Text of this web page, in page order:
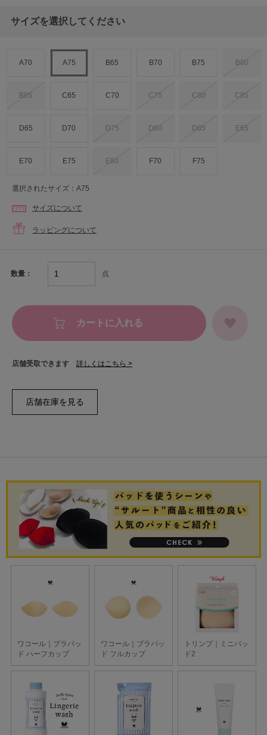
サイズを選択してください
A70 A75 B65 B70 B75 B80
B85 C65 C70 C75 C80 C85
D65 D70 D75 D80 D85 E65
E70 E75 E80 F70 F75
選択されたサイズ：A75
サイズについて
ラッピングについて
数量： 点
カートに入れる
店舗受取できます 詳しくはこちら >